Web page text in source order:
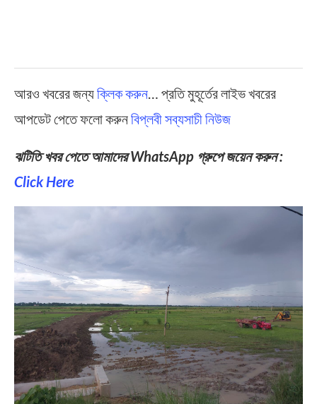
আরও খবরের জন্যক্লিক করুন… প্রতি মুহূর্তের লাইভ খবরের
আপডেট পেতে ফলো করুনবিপ্লবী সব্যসাচী নিউজ
ঝটিতি খবর পেতে আমাদের WhatsApp গ্রুপে জয়েন করুন :
Click Here